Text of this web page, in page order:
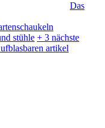
Das
stühle + 3 nächste
artikel